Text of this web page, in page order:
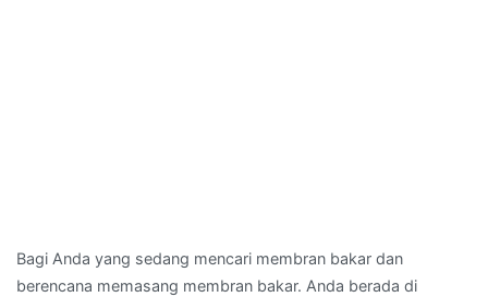
Bagi Anda yang sedang mencari membran bakar dan
berencana memasang membran bakar. Anda berada di